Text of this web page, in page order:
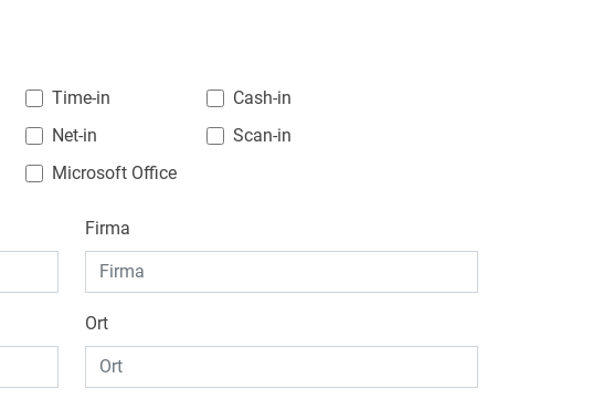
Time-in
Cash-in
Net-in
Scan-in
Microsoft Office
Firma
Ort